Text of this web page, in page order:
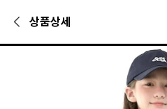
상품상세
실롯 주니어 D29
딩·점퍼카테고리에서 만나볼 수 있